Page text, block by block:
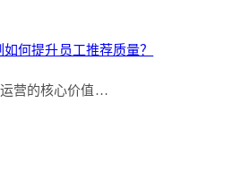
何提升员工推荐质量？
营的核心价值…